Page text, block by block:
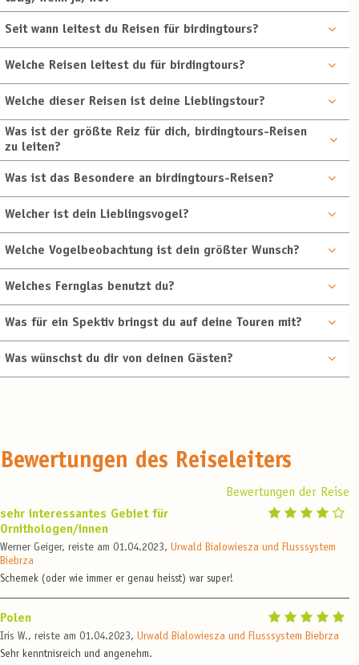
Seit wann leitest du Reisen für birdingtours?
Welche Reisen leitest du für birdingtours?
Welche dieser Reisen ist deine Lieblingstour?
Was ist der größte Reiz für dich, birdingtours-Reisen
zu leiten?
Was ist das Besondere an birdingtours-Reisen?
Welcher ist dein Lieblingsvogel?
Welche Vogelbeobachtung ist dein größter Wunsch?
Welches Fernglas benutzt du?
Was für ein Spektiv bringst du auf deine Touren mit?
Was wünschst du dir von deinen Gästen?
Bewertungen des Reiseleiters
Bewertungen der Reise
sehr interessantes Gebiet für
Ornithologen/innen
Werner Geiger, reiste am 01.04.2023, Urwald Bialowiesza und Flusssystem
Biebrza
Schemek (oder wie immer er genau heisst) war super!
Polen
Iris W., reiste am 01.04.2023, Urwald Bialowiesza und Flusssystem Biebrza
Sehr kenntnisreich und angenehm.